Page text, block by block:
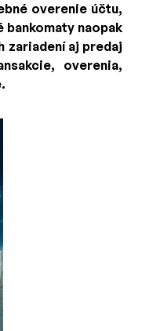
overenie účtu,
naopak
zariadení aj predaj
overenia,